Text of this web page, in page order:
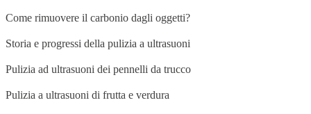
Come rimuovere il carbonio dagli oggetti?
Storia e progressi della pulizia a ultrasuoni
Pulizia ad ultrasuoni dei pennelli da trucco
Pulizia a ultrasuoni di frutta e verdura